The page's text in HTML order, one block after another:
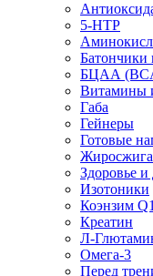
5-HTP
Батончики
БЦАА
Витамины
Габа
Гейнеры
Готовые
Здоровье и
Изотоники
Коэнзим
Креатин
Л-
Омега-3
Перед